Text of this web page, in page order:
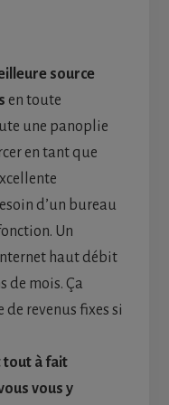
source
en toute
une panoplie
en tant que
d’un bureau
Un
haut débit
de mois. Ça
revenus fixes si
tout à fait
vous y